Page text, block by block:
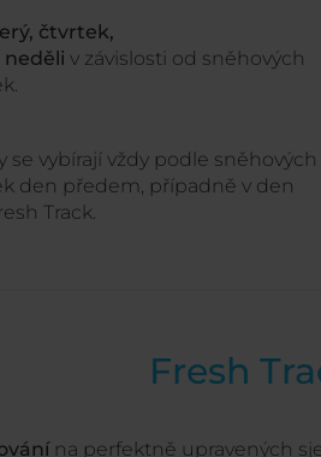
čtvrtek,
neděli v závislosti od sněhových
se vybírají vždy podle sněhových
den předem, případně v den
Track.
Fresh
na perfektně upravených